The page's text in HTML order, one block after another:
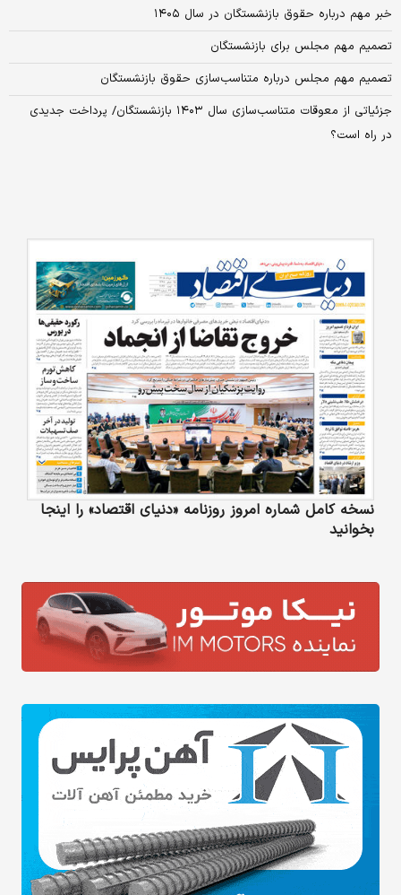
خبر مهم درباره حقوق بازنشستگان در سال ۱۴۰۵
تصمیم مهم مجلس برای بازنشستگان
تصمیم مهم مجلس درباره متناسب‌سازی حقوق بازنشستگان
جزئیاتی از معوقات متناسب‌سازی سال ۱۴۰۳ بازنشستگان/ پرداخت جدیدی
در راه است؟
نسخه کامل شماره امروز روزنامه «دنیای‌ اقتصاد» را اینجا
بخوانید